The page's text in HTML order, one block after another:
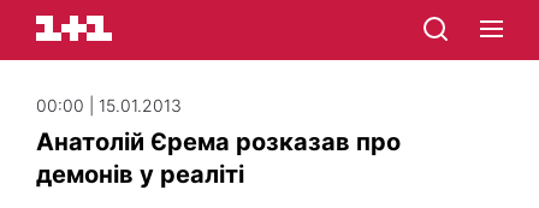
00:00 | 15.01.2013
Анатолій Єрема розказав про
демонів у реаліті